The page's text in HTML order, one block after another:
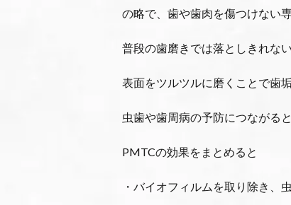
の略で、歯や歯肉を傷つけない
普段の歯磨きでは落としきれな
表面をツルツルに磨くことで歯
虫歯や歯周病の予防につながる
PMTCの効果をまとめると
・バイオフィルムを取り除き、